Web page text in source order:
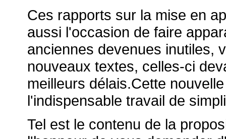
Ces rapports sur la mise en
aussi l'occasion de faire
anciennes devenues inutiles,
nouveaux textes, celles-ci
meilleurs délais.Cette
l'indispensable travail de
Tel est le contenu de la